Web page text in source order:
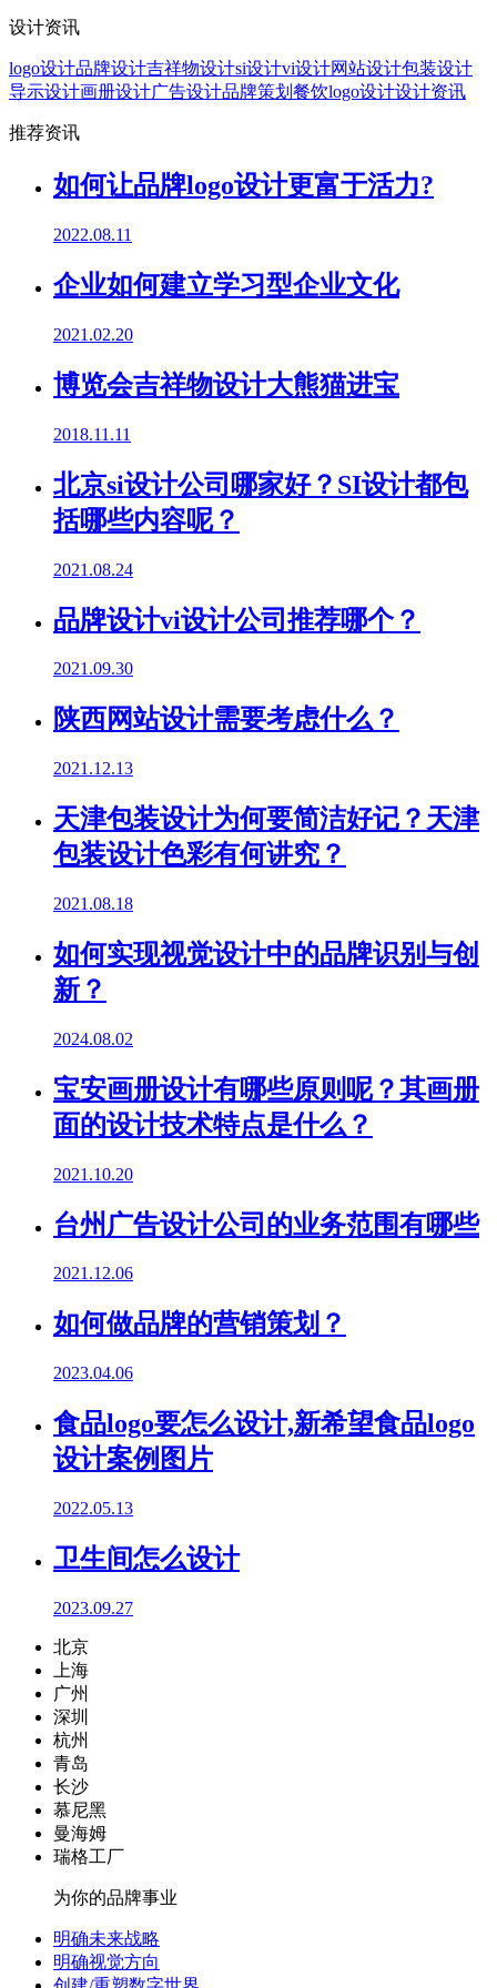
设计资讯
logo设计品牌设计吉祥物设计si设计vi设计网站设计包装设计
导示设计画册设计广告设计品牌策划 餐饮logo设计设计资讯
推荐资讯
如何让品牌logo设计更富于活力?
2022.08.11
企业如何建立学习型企业文化
2021.02.20
博览会吉祥物设计大熊猫进宝
2018.11.11
北京si设计公司哪家好？SI设计都包
括哪些内容呢？
2021.08.24
品牌设计vi设计公司推荐哪个？
2021.09.30
陕西网站设计需要考虑什么？
2021.12.13
天津包装设计为何要简洁好记？天津
包装设计色彩有何讲究？
2021.08.18
如何实现视觉设计中的品牌识别与创
新？
2024.08.02
宝安画册设计有哪些原则呢？其画册
面的设计技术特点是什么？
2021.10.20
台州广告设计公司的业务范围有哪些
2021.12.06
如何做品牌的营销策划？
2023.04.06
食品logo要怎么设计,新希望食品logo
设计案例图片
2022.05.13
卫生间怎么设计
2023.09.27
北京
上海
广州
深圳
杭州
青岛
长沙
慕尼黑
曼海姆
瑞格工厂
为你的品牌事业
明确未来战略
明确视觉方向